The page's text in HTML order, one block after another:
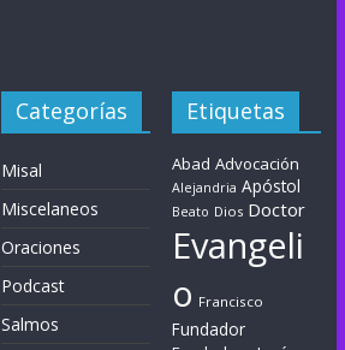
Categorías
Misal
Miscelaneos
Oraciones
Podcast
Salmos
Etiquetas
Abad Advocación
Alejandria Apóstol
Beato Dios Doctor
Evangeli
o Francisco
Fundador